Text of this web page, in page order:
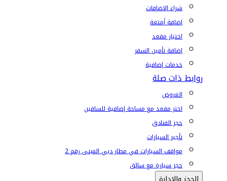
شراء الإضافات
إضافة أمتعة
اختيار مقعد
إضافة تأمين السفر
خدمات إضافية
روابط ذات صلة
العروض
اختر مقعد مع مساحة إضافية للساقين
حجز الفنادق
تأجير السيارات
مواقف السيارات في مطار دبي المبنى رقم 2
حجز سيارة مع سائق